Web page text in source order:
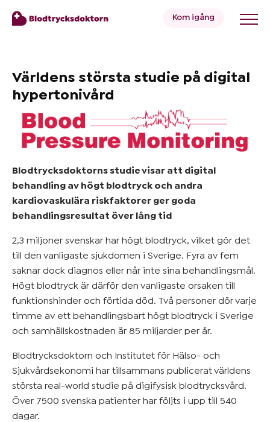
Blodtryck
Övervikt
Hälsa
&
Livsstil
Mer om
blodtryck
&
övervikt
Kom
igång
Kom igång
Världens största studie på digital
hypertonivård
Blodtrycksdoktorns studie visar att digital
behandling av högt blodtryck och andra
kardiovaskulära riskfaktorer ger goda
behandlingsresultat över lång tid
2,3 miljoner svenskar har högt blodtryck, vilket gör det
till den vanligaste sjukdomen i Sverige. Fyra av fem
saknar dock diagnos eller når inte sina behandlingsmål.
Högt blodtryck är därför den vanligaste orsaken till
funktionshinder och förtida död. Två personer dör varje
timme av ett behandlingsbart högt blodtryck i Sverige
och samhällskostnaden är 85 miljarder per år.
Blodtrycksdoktorn och Institutet för Hälso- och
Sjukvårdsekonomi har tillsammans publicerat världens
största real-world studie på digifysisk blodtrycksvård.
Över 7500 svenska patienter har följts i upp till 540
dagar.